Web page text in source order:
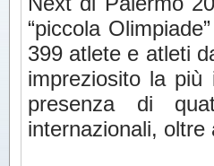
“piccola
399 atlete e atleti
impreziosito la
presenza di
internazionali,